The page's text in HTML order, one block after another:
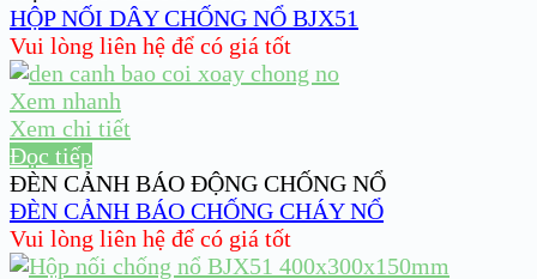
HỘP NỐI DÂY CHỐNG NỔ BJX51
Vui lòng liên hệ để có giá tốt
Xem nhanh
Xem chi tiết
Đọc tiếp
ĐÈN CẢNH BÁO ĐỘNG CHỐNG NỔ
ĐÈN CẢNH BÁO CHỐNG CHÁY NỔ
Vui lòng liên hệ để có giá tốt